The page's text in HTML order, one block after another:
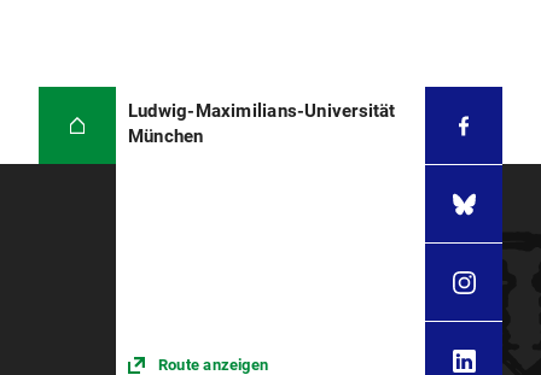
Ludwig-Maximilians-Universität
München
Route anzeigen